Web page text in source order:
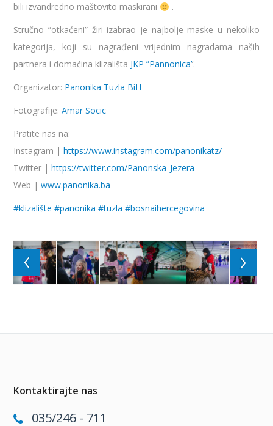
bili izvandredno maštovito maskirani
.
Stručno ”otkaćeni” žiri izabrao je najbolje maske u nekoliko
kategorija, koji su nagrađeni vrijednim nagradama naših
partnera i domaćina klizališta JKP ”Pannonica’‘.
Organizator: Panonika Tuzla BiH
Fotografije:Amar Socic
Pratite nas na:
Instagram |https://www.instagram.com/panonikatz/
Twitter |https://twitter.com/Panonska_Jezera
Web |www.panonika.ba
#klizalište #panonika #tuzla #bosnaihercegovina
Kontaktirajte nas
035/246 - 711